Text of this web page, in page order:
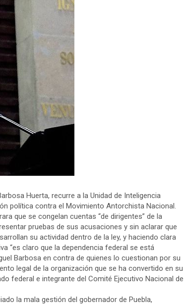
Huerta, recurre a la Unidad de Inteligencia
política contra el Movimiento Antorchista Nacional.
que se congelan cuentas “de dirigentes” de la
pruebas de sus acusaciones y sin aclarar que
su actividad dentro de la ley, y haciendo clara
“es claro que la dependencia federal se está
Barbosa en contra de quienes lo cuestionan por su
legal de la organización que se ha convertido en su
federal e integrante del Comité Ejecutivo Nacional de
la mala gestión del gobernador de Puebla,